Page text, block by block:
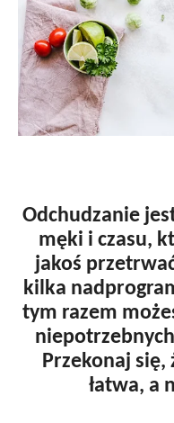
Odchudzanie
męki i czasu,
jakoś
kilka
tym razem
Przekonaj się,
łatwa, a